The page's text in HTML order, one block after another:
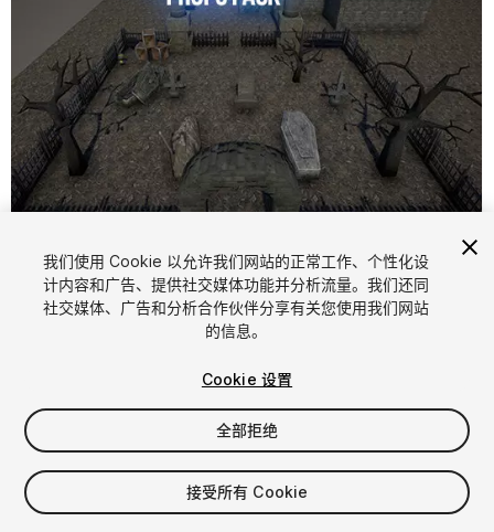
1/4
FREE
in the past week
我们使用 Cookie 以允许我们网站的正常工作、个性化设
计内容和广告、提供社交媒体功能并分析流量。我们还同
社交媒体、广告和分析合作伙伴分享有关您使用我们网站
的信息。
Cookie 设置
全部拒绝
接受所有 Cookie